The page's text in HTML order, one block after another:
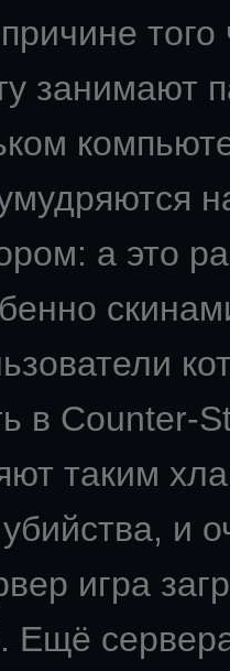
занимают
а это
в Counter-
таким
и
игра
Ещё